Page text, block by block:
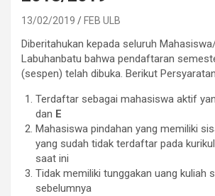
13/02/2019 FEB ULB
Diberitahukan kepada seluruh
Labuhanbatu bahwa pendaftaran
(sespen) telah dibuka. Berikut
Terdaftar sebagai mahasiswa aktif
dan E
Mahasiswa pindahan yang memiliki
yang sudah tidak terdaftar pada
saat ini
Tidak memiliki tunggakan uang kuliah
sebelumnya